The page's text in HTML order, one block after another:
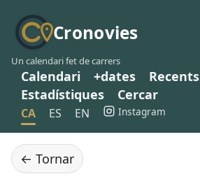
Cronovies
Un calendari fet de carrers
Calendari +dates Recents
Estadístiques
Cercar
CA ES EN Instagram
← Tornar